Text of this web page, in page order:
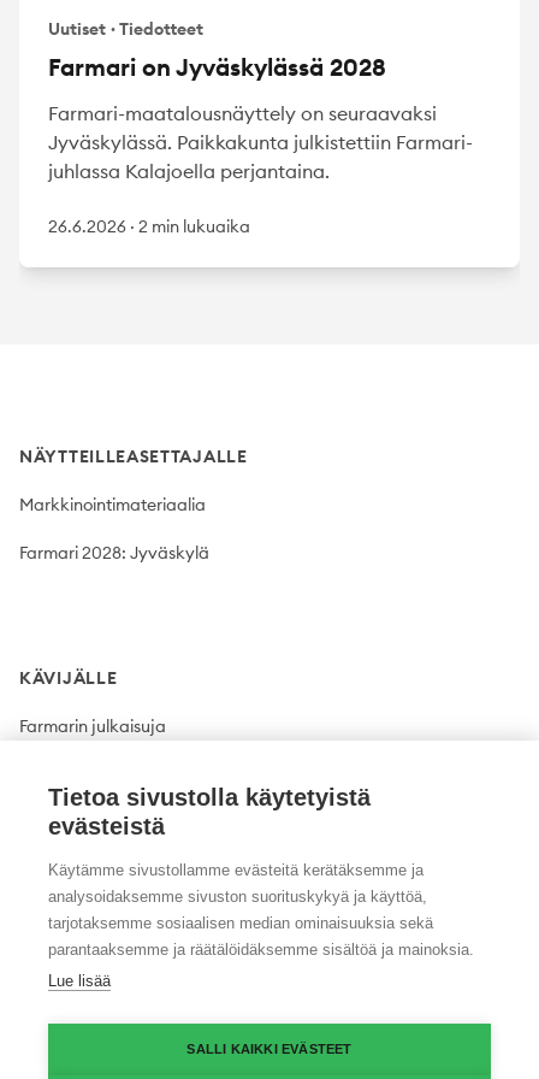
Uutiset ·Tiedotteet
Farmari on Jyväskylässä 2028
Farmari-maatalousnäyttely on seuraavaksi
Jyväskylässä. Paikkakunta julkistettiin Farmari-
juhlassa Kalajoella perjantaina.
26.6.2026 · 2 min lukuaika
NÄYTTEILLEASETTAJALLE
Markkinointimateriaalia
Farmari 2028: Jyväskylä
KÄVIJÄLLE
Farmarin julkaisuja
Twitter Instagram
Tietoa sivustolla käytetyistä
evästeistä
Käytämme sivustollamme evästeitä kerätäksemme ja
analysoidaksemme sivuston suorituskykyä ja käyttöä,
tarjotaksemme sosiaalisen median ominaisuuksia sekä
parantaaksemme ja räätälöidäksemme sisältöä ja mainoksia.
Lue lisää
SALLI KAIKKI EVÄSTEET